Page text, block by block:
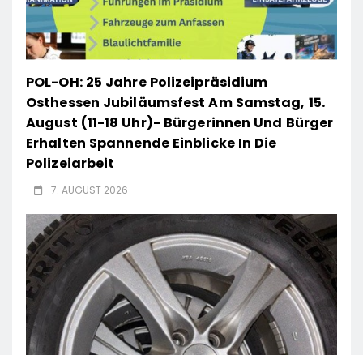
POL-OH: 25 Jahre Polizeipräsidium
Osthessen Jubiläumsfest Am Samstag, 15.
August (11-18 Uhr)- Bürgerinnen Und Bürger
Erhalten Spannende Einblicke In Die
Polizeiarbeit
7. AUGUST 2026